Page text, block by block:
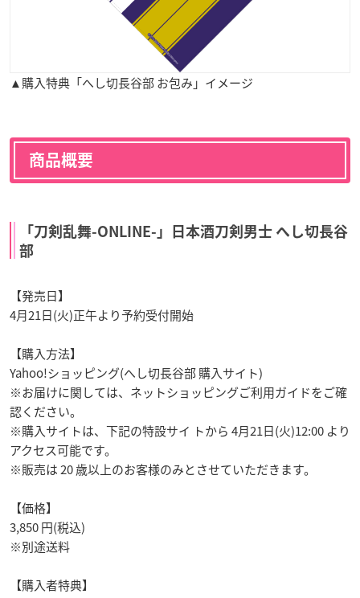
▲購入特典「へし切長谷部 お包み」イメージ
商品概要
「刀剣乱舞-ONLINE-」日本酒刀剣男士 へし切長谷
部
【発売日】
4月21日(火)正午より予約受付開始
【購入方法】
Yahoo!ショッピング(へし切長谷部 購入サイト)
※お届けに関しては、ネットショッピングご利用ガイドをご確
認ください。
※購入サイトは、下記の特設サイ トから 4月21日(火)12:00 より
アクセス可能です。
※販売は 20 歳以上のお客様のみとさせていただきます。
【価格】
3,850 円(税込)
※別途送料
【購入者特典】